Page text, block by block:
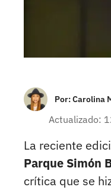
Por:Carolina
Actualizado:
La reciente
Parque Simón
crítica que se